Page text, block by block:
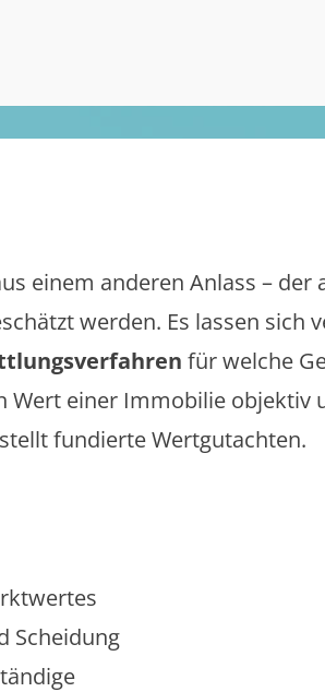
einem anderen Anlass – der
werden. Es lassen sich
für welche
Wert einer Immobilie objektiv
fundierte Wertgutachten.
Scheidung